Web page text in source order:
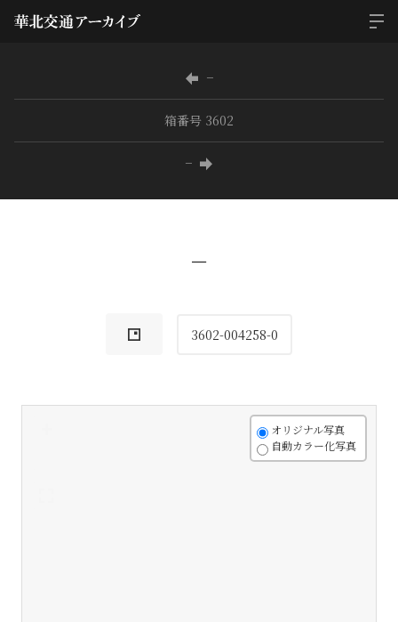
−
箱番号 3602
−
−
3602-004258-0
オリジナル写真
自動カラー化写真